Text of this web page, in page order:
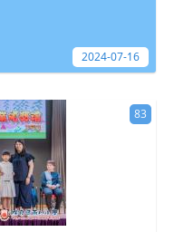
2024-07-16
83